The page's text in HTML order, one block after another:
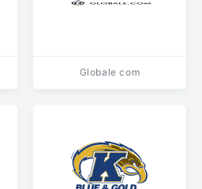
Globale com